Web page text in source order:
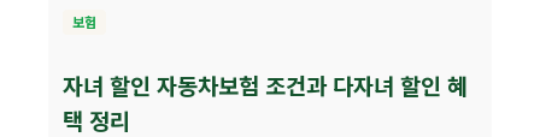
보험
자녀 할인 자동차보험 조건과 다자녀 할인 혜
택 정리